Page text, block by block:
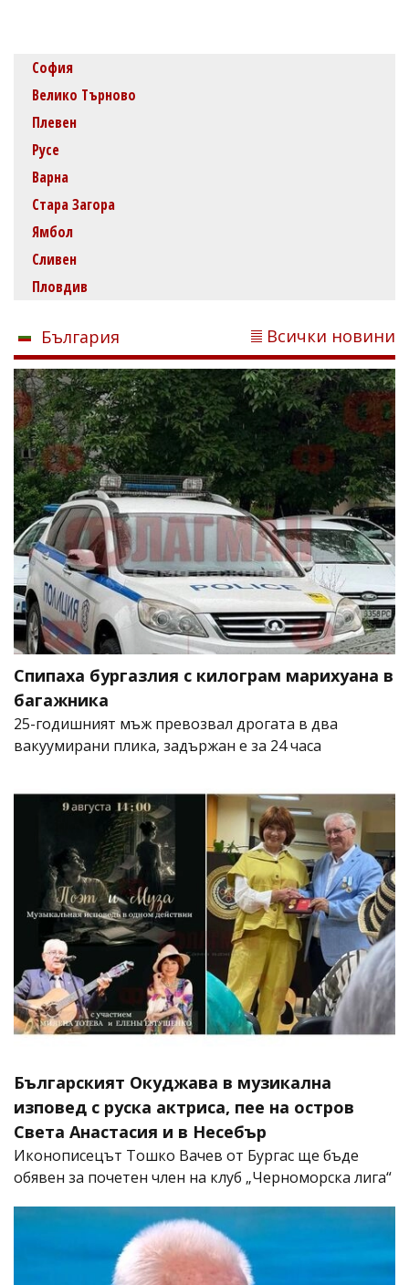
София
Велико Търново
Плевен
Русе
Варна
Стара Загора
Ямбол
Сливен
Пловдив
България Всички новини
Спипаха бургазлия с килограм марихуана в
багажника
25-годишният мъж превозвал дрогата в два
вакуумирани плика, задържан е за 24 часа
Българският Окуджава в музикална
изповед с руска актриса, пее на остров
Света Анастасия и в Несебър
Иконописецът Тошко Вачев от Бургас ще бъде
обявен за почетен член на клуб „Черноморска лига“